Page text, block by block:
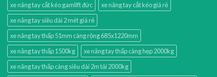
xe nâng tay cắt kéo gamlift đức
xe nâng tay cắt kéo giá rẻ
xe nâng tay siêu dài 2 mét giá rẻ
xe nâng tay thấp 51mm càng rộng 685x1220mm
xe nâng tay thấp 1500kg
xe nâng tay thấp càng hẹp 2000kg
xe nâng tay thấp càng siêu dài 2m tải 2000kg